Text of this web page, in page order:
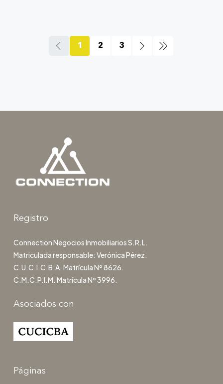
1 2 3
Registro
Connection Negocios Inmobiliarios S.R.L.
Matriculada responsable: Verónica Pérez.
C.U.C.I.C.B.A. Matrícula Nº 8626.
C.M.C.P.I.M. Matrícula Nº 3996.
Asociados con
Páginas